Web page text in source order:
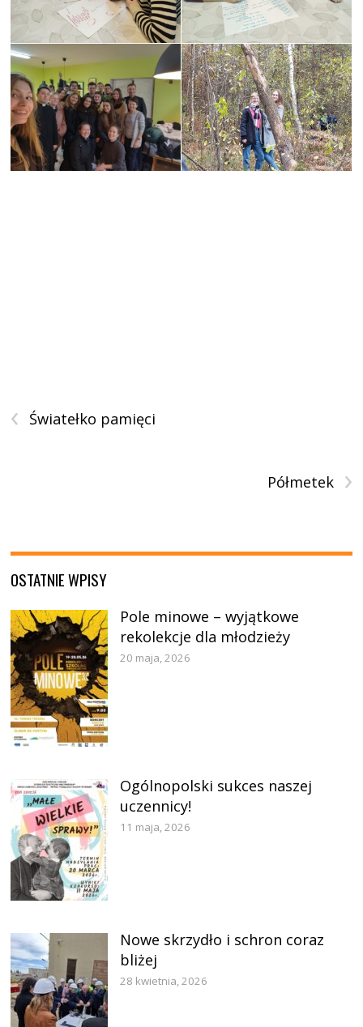
‹ Światełko pamięci
›
Półmetek
OSTATNIE WPISY
Pole minowe – wyjątkowe
rekolekcje dla młodzieży
20 maja, 2026
Ogólnopolski sukces naszej
uczennicy!
11 maja, 2026
Nowe skrzydło i schron coraz
bliżej
28 kwietnia, 2026